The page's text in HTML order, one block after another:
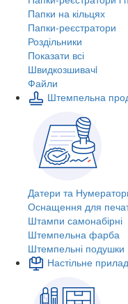
Папки на кільцях
Папки-реєстратори
Роздільники
Показати всі
Швидкозшивачi
Файли
Штемпельна
Датери та
Оснащення для
Штампи самонабірні
Штемпельна фарба
Штемпельні подушки
Настільне